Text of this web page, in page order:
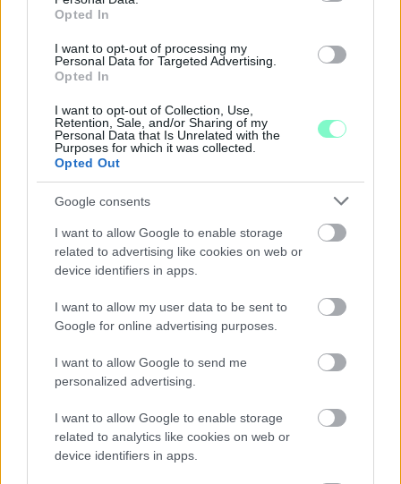
Opted In
I want to opt-out of processing my
Personal Data for Targeted Advertising.
Opted In
I want to opt-out of Collection, Use,
Retention, Sale, and/or Sharing of my
Personal Data that Is Unrelated with the
Purposes for which it was collected.
Opted Out
Google consents
I want to allow Google to enable storage
related to advertising like cookies on web or
device identifiers in apps.
I want to allow my user data to be sent to
Google for online advertising purposes.
I want to allow Google to send me
personalized advertising.
I want to allow Google to enable storage
related to analytics like cookies on web or
device identifiers in apps.
A BAROKK ÖSSZES ÁRNYALATA ÉS MÉG EGY SOR
KIVÁLÓ PROGRAM VÁR MINDENKIT EZEN A HÉTVÉGÉN
GYŐRBEN
Középpontban a hagyományőrzés, de lesz Pogány Induló és
Majka koncert, jóga szeánsz, “borhajózás” és egy csomó minden